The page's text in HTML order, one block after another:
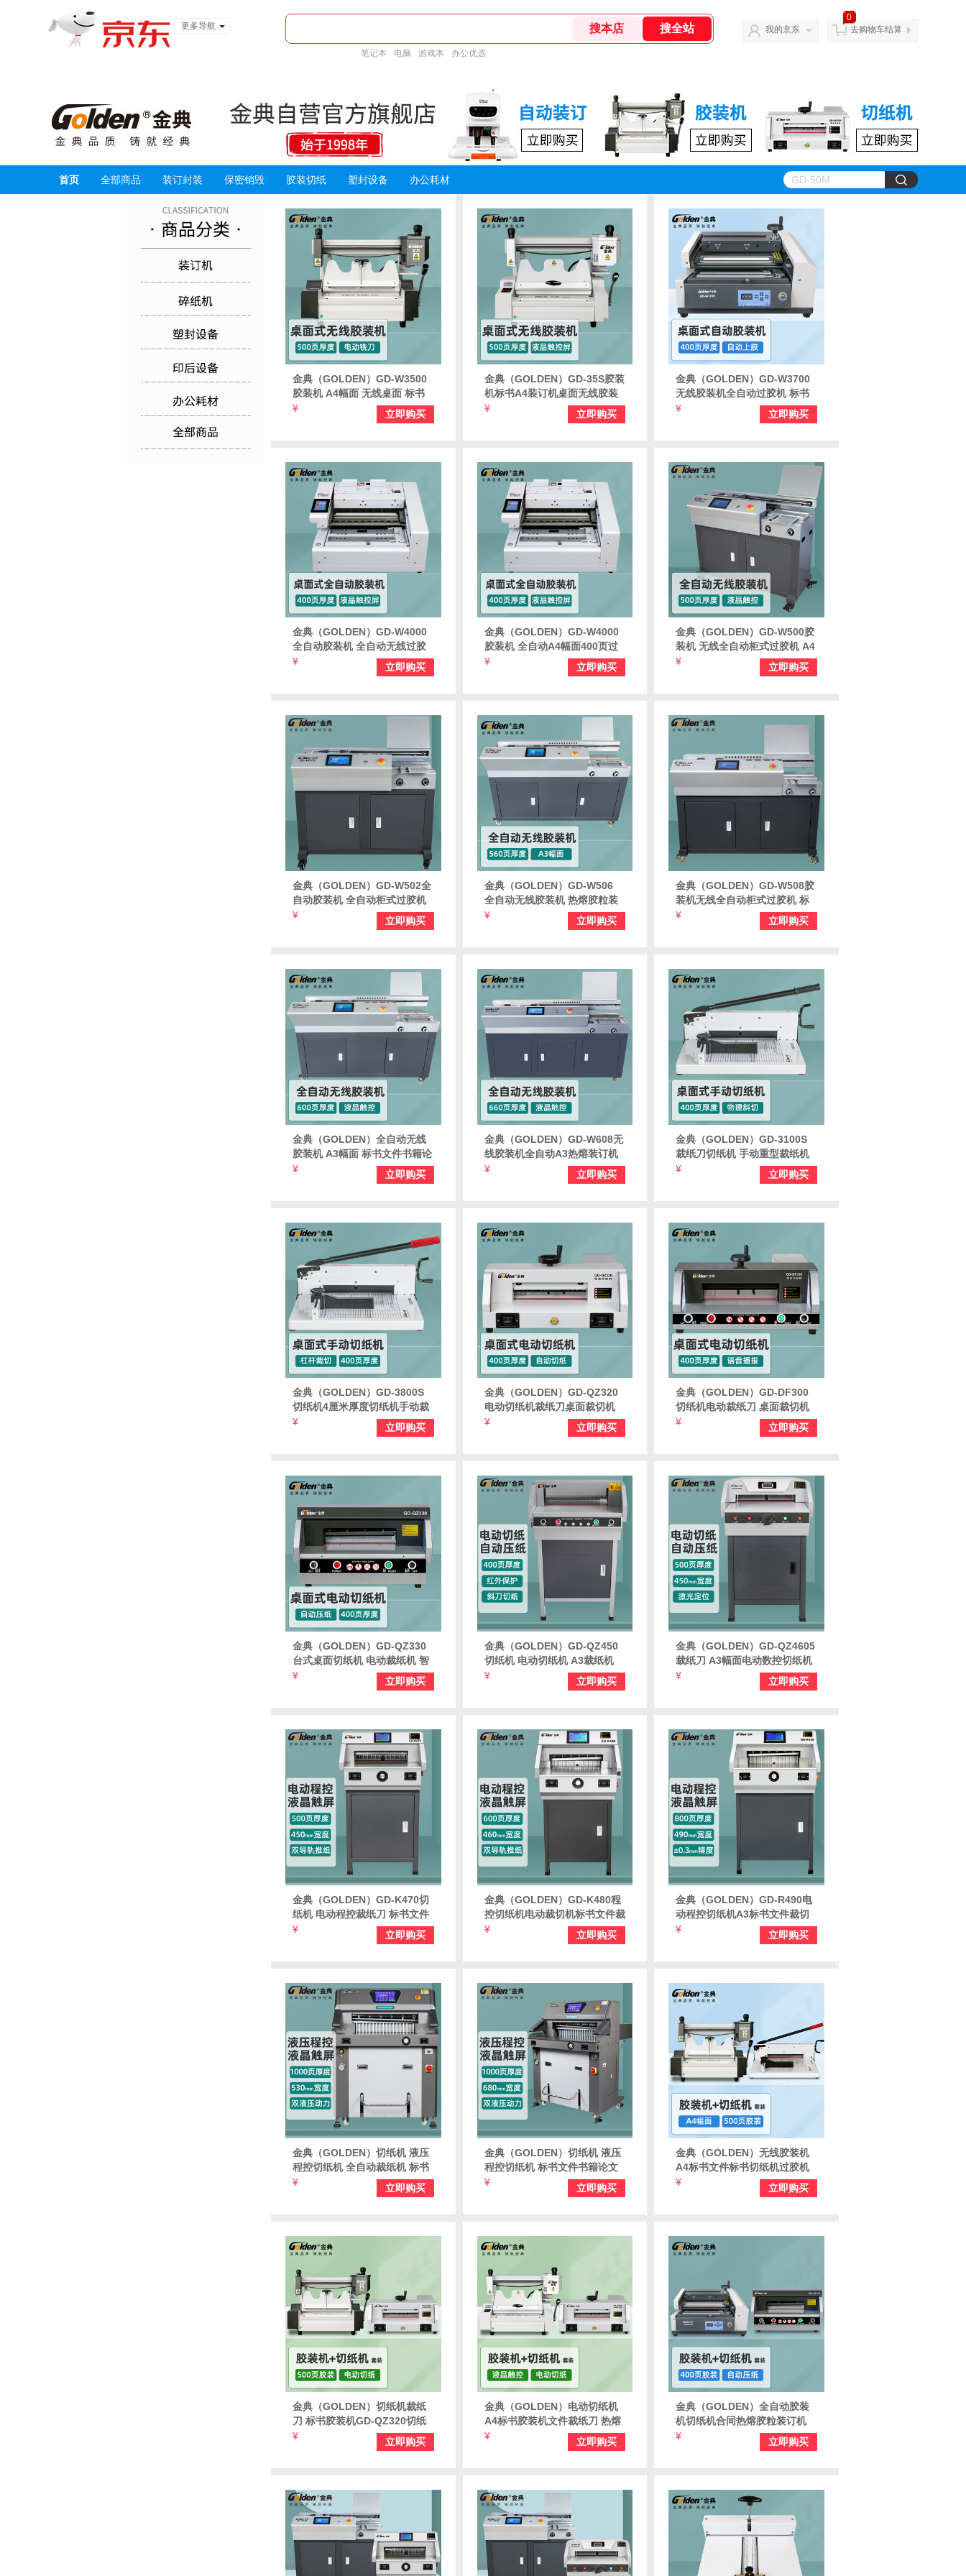
更多导航
笔记本 电脑 游戏本 办公优选
我的京东
0
去购物车结算
首页 全部商品 装订封装 保密销毁 胶装切纸 塑封设备 办公耗材
金典（GOLDEN）GD-W3500
胶装机 A4幅面 无线桌面 标书
文件书籍论文报告合同热熔胶粒
¥ 立即购买
金典（GOLDEN）GD-35S胶装
机标书A4装订机桌面无线胶装
机台式热熔装订机
¥ 立即购买
金典（GOLDEN）GD-W3700
无线胶装机全自动过胶机 标书
财务会计报告装订机 热熔装订
¥ 立即购买
金典（GOLDEN）GD-W4000
全自动胶装机 全自动无线过胶
机 合同标书热熔胶粒电动装订
¥ 立即购买
金典（GOLDEN）GD-W4000
胶装机 全自动A4幅面400页过
胶机 桌面自动胶装机
¥ 立即购买
金典（GOLDEN）GD-W500胶
装机 无线全自动柜式过胶机 A4
幅面 标书文件书籍论文报告合
同图文热熔胶粒装订机
¥ 立即购买
金典（GOLDEN）GD-W502全
自动胶装机 全自动柜式过胶机
A4幅面 标书文件书籍论文报告
合同 热熔胶粒装订机
¥ 立即购买
金典（GOLDEN）GD-W506
全自动无线胶装机 热熔胶粒装
订机 标书文件论文书籍合同过
¥ 立即购买
金典（GOLDEN）GD-W508胶
装机无线全自动柜式过胶机 标
书书本热熔胶粒装订机 600页双
¥ 立即购买
金典（GOLDEN）全自动无线
胶装机 A3幅面 标书文件书籍论
文报告合同装订机 600页双胶轮
独立侧胶装机GD-W605
¥ 立即购买
金典（GOLDEN）GD-W608无
线胶装机全自动A3热熔装订机
标书资料报告过胶机 660页三胶
¥ 立即购买
金典（GOLDEN）GD-3100S
裁纸刀切纸机 手动重型裁纸机
A4标书文件书本书籍切纸刀
¥ 立即购买
金典（GOLDEN）GD-3800S
切纸机4厘米厚度切纸机手动裁
纸刀桌面重型标书切纸刀修边刀
¥ 立即购买
金典（GOLDEN）GD-QZ320
电动切纸机裁纸刀桌面裁切机
标书 文件 书籍 财务凭证切纸刀
¥ 立即购买
金典（GOLDEN）GD-DF300
切纸机电动裁纸刀 桌面裁切机
标书 文件 书籍 财务凭证切纸刀
¥ 立即购买
金典（GOLDEN）GD-QZ330
台式桌面切纸机 电动裁纸机 智
能裁纸刀切纸刀 400页智能切纸
¥ 立即购买
金典（GOLDEN）GD-QZ450
切纸机 电动切纸机 A3裁纸机
智能裁纸刀切纸刀 A3幅面智能
¥ 立即购买
金典（GOLDEN）GD-QZ4605
裁纸刀 A3幅面电动数控切纸机
标书文件书籍切纸刀 自动裁纸
¥ 立即购买
金典（GOLDEN）GD-K470切
纸机 电动程控裁纸刀 标书文件
书籍切纸机 A3幅面裁纸机 自动
¥ 立即购买
金典（GOLDEN）GD-K480程
控切纸机电动裁切机标书文件裁
纸机全自动裁切机裁纸刀
¥ 立即购买
金典（GOLDEN）GD-R490电
动程控切纸机A3标书文件裁切
机8厘米厚度切纸刀
¥ 立即购买
金典（GOLDEN）切纸机 液压
程控切纸机 全自动裁纸机 标书
文件书籍论文纸张裁切机 GD-
¥ 立即购买
金典（GOLDEN）切纸机 液压
程控切纸机 标书文件书籍论文
纸张裁切机 全自动裁纸机GD-
¥ 立即购买
金典（GOLDEN）无线胶装机
A4标书文件标书切纸机过胶机
GD-W3500胶装机+GD-3800S
¥ 立即购买
金典（GOLDEN）切纸机裁纸
刀 标书胶装机GD-QZ320切纸
机+GD-W3500胶装机（套装）
¥ 立即购买
金典（GOLDEN）电动切纸机
A4标书胶装机文件裁纸刀 热熔
胶粒装订机 GD-QZ320切纸机
+GD-35S胶装机（套装）
¥ 立即购买
金典（GOLDEN）全自动胶装
机切纸机合同热熔胶粒装订机
GD-W3700胶装机+GD-QZ330
¥ 立即购买